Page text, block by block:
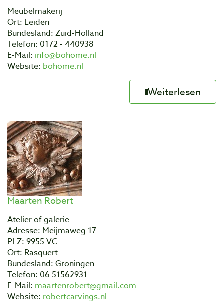
Meubelmakerij
Ort: Leiden
Bundesland: Zuid-Holland
Telefon: 0172 - 440938
E-Mail: info@bohome.nl
Website: bohome.nl
Weiterlesen
Maarten Robert
Atelier of galerie
Adresse: Meijmaweg 17
PLZ: 9955 VC
Ort: Rasquert
Bundesland: Groningen
Telefon: 06 51562931
E-Mail: maartenrobert@gmail.com
Website: robertcarvings.nl